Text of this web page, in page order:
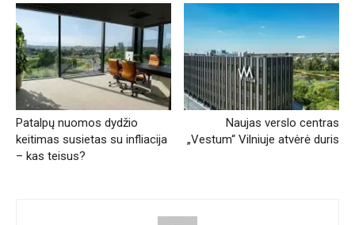
Patalpų nuomos dydžio
keitimas susietas su infliacija
– kas teisus?
Naujas verslo centras
„Vestum“ Vilniuje atvėrė duris